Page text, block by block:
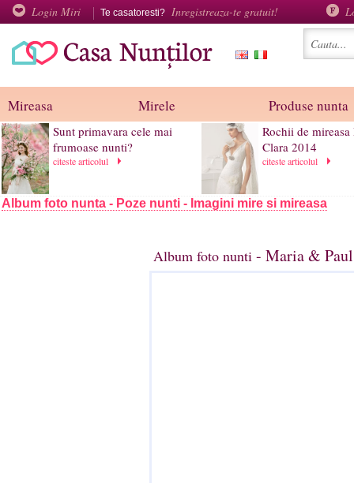
Login Miri Te casatoresti? Inregistreaza-te gratuit!
Mireasa Mirele Produse nunta
Sunt primavara cele mai
frumoase nunti?
citeste articolul
Rochii de mireasa
Clara 2014
citeste articolul
Album foto nunta - Poze nunti - Imagini mire si mireasa
Album foto nunti - Maria &